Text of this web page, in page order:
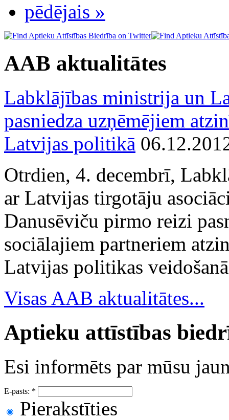
pēdējais »
AAB aktualitātes
Labklājības ministrija un
pasniedza uzņēmējiem
Latvijas politikā
Otrdien, 4. decembrī,
ar Latvijas tirgotāju
Danusēviču pirmo reizi
sociālajiem partneriem
Latvijas politikas
Visas AAB aktualitātes...
Aptieku attīstības
Esi informēts par mūsu
E-pasts: *
Pierakstīties